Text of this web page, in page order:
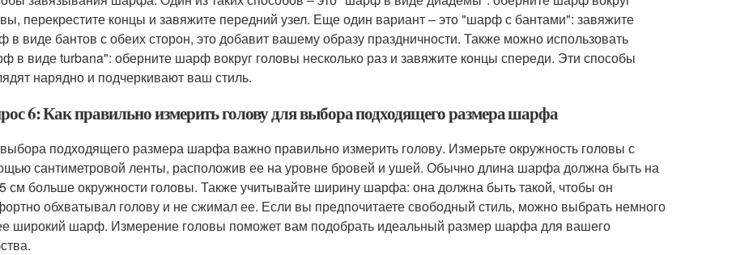
перекрестите концы и завяжите передний узел. Еще один вариант – это "шарф с бантами": завяжите
в виде бантов с обеих сторон, это добавит вашему образу праздничности. Также можно использовать
в виде turbana": оберните шарф вокруг головы несколько раз и завяжите концы спереди. Эти способы
нарядно и подчеркивают ваш стиль.
6: Как правильно измерить голову для выбора подходящего размера шарфа
подходящего размера шарфа важно правильно измерить голову. Измерьте окружность головы с
сантиметровой ленты, расположив ее на уровне бровей и ушей. Обычно длина шарфа должна быть на
см больше окружности головы. Также учитывайте ширину шарфа: она должна быть такой, чтобы он
обхватывал голову и не сжимал ее. Если вы предпочитаете свободный стиль, можно выбрать немного
широкий шарф. Измерение головы поможет вам подобрать идеальный размер шарфа для вашего